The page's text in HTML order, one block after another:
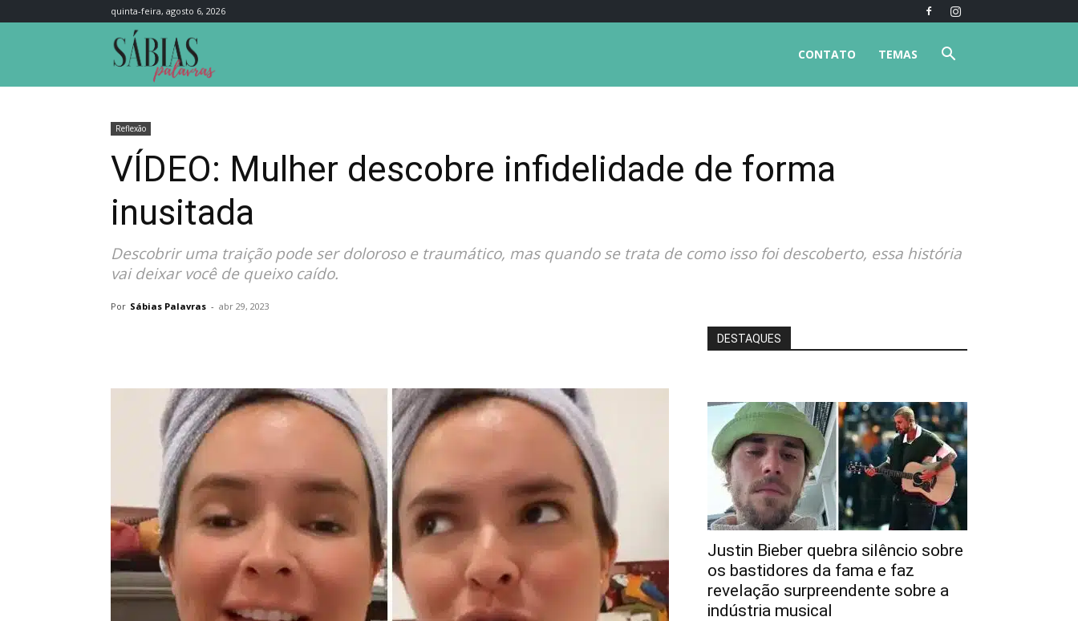
quinta-feira, agosto 6, 2026
TEMAS
CONTATO
Reflexão
VÍDEO: Mulher descobre infidelidade de forma
inusitada
Descobrir uma traição pode ser doloroso e traumático, mas quando se trata de como isso foi descoberto, essa história
vai deixar você de queixo caído.
Por Sábias Palavras - abr 29, 2023
DESTAQUES
Justin Bieber quebra silêncio sobre
os bastidores da fama e faz
revelação surpreendente sobre a
indústria musical